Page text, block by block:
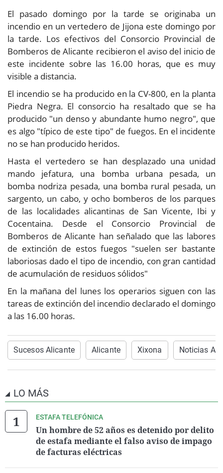
El pasado domingo por la tarde se originaba un
incendio en un vertedero de Jijona este domingo por
la tarde. Los efectivos del Consorcio Provincial de
Bomberos de Alicante recibieron el aviso del inicio de
este incidente sobre las 16.00 horas, que es muy
visible a distancia.
El incendio se ha producido en la CV-800, en la planta
Piedra Negra. El consorcio ha resaltado que se ha
producido "un denso y abundante humo negro", que
es algo "típico de este tipo" de fuegos. En el incidente
no se han producido heridos.
Hasta el vertedero se han desplazado una unidad
mando jefatura, una bomba urbana pesada, un
bomba nodriza pesada, una bomba rural pesada, un
sargento, un cabo, y ocho bomberos de los parques
de las localidades alicantinas de San Vicente, Ibi y
Cocentaina. Desde el Consorcio Provincial de
Bomberos de Alicante han señalado que las labores
de extinción de estos fuegos "suelen ser bastante
laboriosas dado el tipo de incendio, con gran cantidad
de acumulación de residuos sólidos"
En la mañana del lunes los operarios siguen con las
tareas de extinción del incendio declarado el domingo
a las 16.00 horas.
Sucesos Alicante Alicante Xixona Noticias
LO MÁS
ESTAFA TELEFÓNICA
Un hombre de 52 años es detenido por delito
de estafa mediante el falso aviso de impago
de facturas eléctricas